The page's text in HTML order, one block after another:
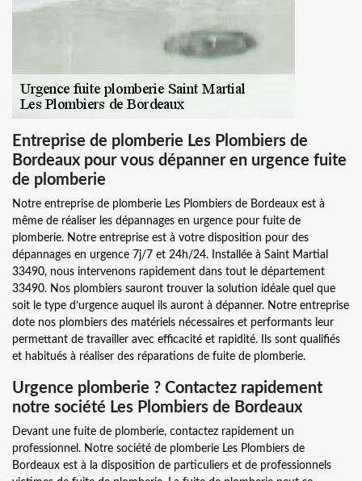
Entreprise de plomberie Les Plombiers de
Bordeaux pour vous dépanner en urgence fuite
de plomberie
Notre entreprise de plomberie Les Plombiers de Bordeaux est à
même de réaliser les dépannages en urgence pour fuite de
plomberie. Notre entreprise est à votre disposition pour des
dépannages en urgence 7j/7 et 24h/24. Installée à Saint Martial
33490, nous intervenons rapidement dans tout le département
33490. Nos plombiers sauront trouver la solution idéale quel que
soit le type d’urgence auquel ils auront à dépanner. Notre entreprise
dote nos plombiers des matériels nécessaires et performants leur
permettant de travailler avec efficacité et rapidité. Ils sont qualifiés
et habitués à réaliser des réparations de fuite de plomberie.
Urgence plomberie ? Contactez rapidement
notre société Les Plombiers de Bordeaux
Devant une fuite de plomberie, contactez rapidement un
professionnel. Notre société de plomberie Les Plombiers de
Bordeaux est à la disposition de particuliers et de professionnels